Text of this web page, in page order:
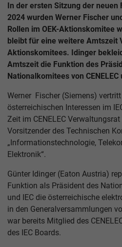
In der ersten Sitzung der
2024 wurden Werner Fischer
Rollen im OEK-Aktionskomitee
bleibt für eine weitere Amtszeit
Aktionskomitees. Idinger
Amtszeit die Funktion des
Nationalkomitees von CENELEC
Werner Fischer (Siemens) vertritt
österreichischen Interessen im
Zeit im CENELEC
Vorsitzender des Technischen
„Informationstechnologie,
Elektronik“.
Günter Idinger (Eaton Austria)
Funktion als Präsident des
und IEC die österreichische
in den Generalversammlungen
war bereits Mitglied des
des IEC Boards.